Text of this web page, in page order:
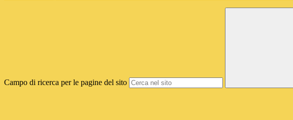
Campo di ricerca per le pagine del sito